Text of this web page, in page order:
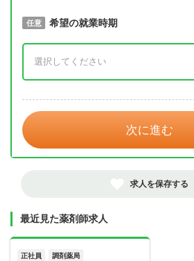
必須 取得予定年
任意 希望の就業時期
次に進む
求人を保存する
最近見た薬剤師求人
正社員 調剤薬局